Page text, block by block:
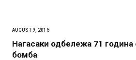
AUGUST 9, 2016
Нагасаки одбележа 71
бомба